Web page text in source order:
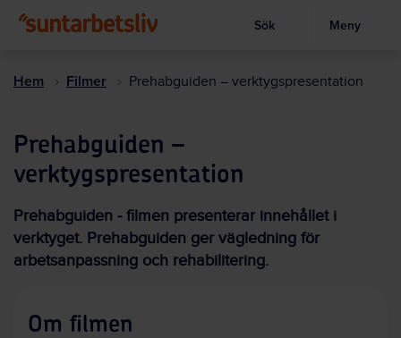
till
Visa sökruta
Sök Meny
Hem Filmer Prehabguiden – verktygspresentation
Prehabguiden –
verktygspresentation
Prehabguiden - filmen presenterar innehållet i
verktyget. Prehabguiden ger vägledning för
arbetsanpassning och rehabilitering.
Om filmen